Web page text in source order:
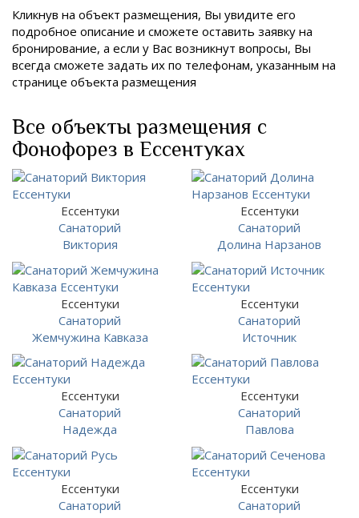
Кликнув на объект размещения, Вы увидите его
подробное описание и сможете оставить заявку на
бронирование, а если у Вас возникнут вопросы, Вы
всегда сможете задать их по телефонам, указанным на
странице объекта размещения
Все объекты размещения с
Фонофорез в Ессентуках
Ессентуки
Санаторий
Виктория
Ессентуки
Санаторий
Долина Нарзанов
Ессентуки
Санаторий
Жемчужина Кавказа
Ессентуки
Санаторий
Источник
Ессентуки
Санаторий
Надежда
Ессентуки
Санаторий
Павлова
Ессентуки
Санаторий
Ессентуки
Санаторий